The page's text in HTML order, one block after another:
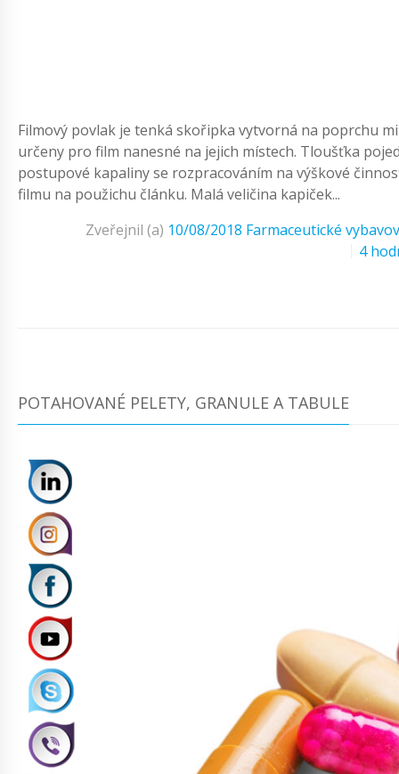
Filmový povlak je tenká skořipka vytvorná na poprchu
určeny pro film nanesné na jejich místech. Tloušťka
postupové kapaliny se rozpracováním na výškové
filmu na použichu článku. Malá veličina kapiček...
Zveřejnil (a) 10/08/2018 Farmaceutické
4
POTAHOVANÉ PELETY, GRANULE A TABULE